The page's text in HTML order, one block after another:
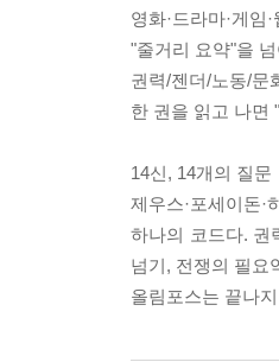
영화·드라마·게임
"줄거리 요약"을
권력/젠더/노동/문
한 권을 읽고 나면
14신, 14개의 질문
제우스·포세이돈·
하나의 코드다. 권
넘기, 전쟁의 필요
올림포스는 끝나